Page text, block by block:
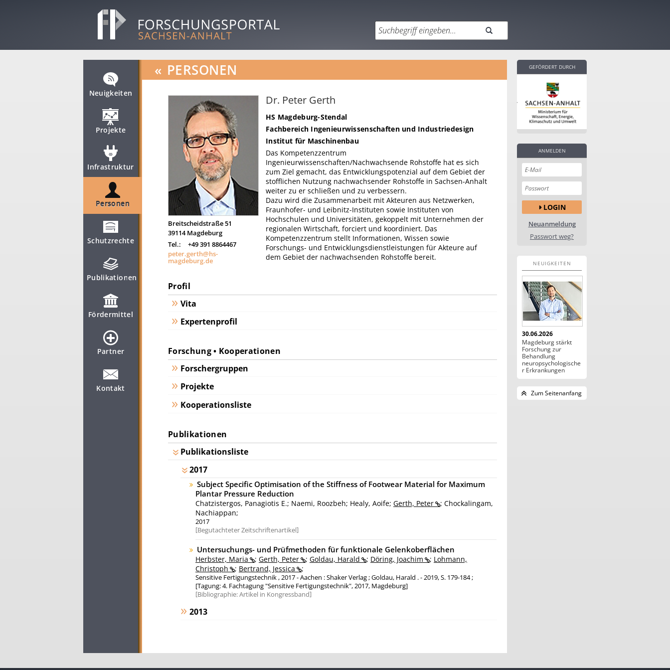
Neuigkeiten
Projekte
Infrastruktur
Personen
Schutzrechte
Publikationen
Fördermittel
Partner
Kontakt
« PERSONEN
Breitscheidstraße 51
39114 Magdeburg
Tel.:
+49 391 8864467
peter.gerth@hs-
magdeburg.de
Dr. Peter Gerth
HS Magdeburg-Stendal
Fachbereich Ingenieurwissenschaften und Industriedesign
Institut für Maschinenbau
Das Kompetenzzentrum
Ingenieurwissenschaften/Nachwachsende Rohstoffe hat es sich
zum Ziel gemacht, das Entwicklungspotenzial auf dem Gebiet der
stofflichen Nutzung nachwachsender Rohstoffe in Sachsen-Anhalt
weiter zu er schließen und zu verbessern.
Dazu wird die Zusammenarbeit mit Akteuren aus Netzwerken,
Fraunhofer- und Leibnitz-Instituten sowie Instituten von
Hochschulen und Universitäten, gekoppelt mit Unternehmen der
regionalen Wirtschaft, forciert und koordiniert. Das
Kompetenzzentrum stellt Informationen, Wissen sowie
Forschungs- und Entwicklungsdienstleistungen für Akteure auf
dem Gebiet der nachwachsenden Rohstoffe bereit.
Profil
Vita
Expertenprofil
Forschung • Kooperationen
Forschergruppen
Projekte
Kooperationsliste
Publikationen
Publikationsliste
2017
Subject Specific Optimisation of the Stiffness of Footwear Material for Maximum
Plantar Pressure Reduction
Chatzistergos, Panagiotis E.; Naemi, Roozbeh; Healy, Aoife; Gerth, Peter
; Chockalingam,
Nachiappan;
2017
Begutachteter Zeitschriftenartikel
Untersuchungs- und Prüfmethoden für funktionale Gelenkoberflächen
Herbster, Maria ; Gerth, Peter ; Goldau, Harald ; Döring, Joachim ; Lohmann,
Christoph
; Bertrand, Jessica ;
Sensitive Fertigungstechnik , 2017 - Aachen : Shaker Verlag ; Goldau, Harald . - 2019, S. 179-184 ;
[Tagung: 4. Fachtagung "Sensitive Fertigungstechnik", 2017, Magdeburg]
Bibliographie:Artikel in Kongressband
2013
GEFÖRDERT DURCH
ANMELDEN
LOGIN
Neuanmeldung
Passwort weg?
NEUIGKEITEN
30.06.2026
Magdeburg stärkt
Forschung zur
Behandlung
neuropsychologische
r Erkrankungen
Zum Seitenanfang